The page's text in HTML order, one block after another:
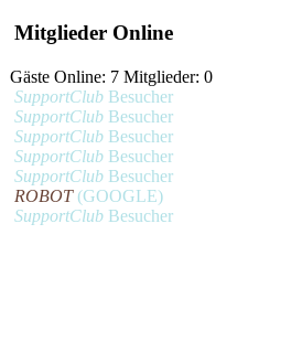
Mitglieder Online
Gäste Online: 7 Mitglieder: 0
SupportClub Besucher
SupportClub Besucher
SupportClub Besucher
SupportClub Besucher
SupportClub Besucher
ROBOT(GOOGLE)
SupportClub Besucher